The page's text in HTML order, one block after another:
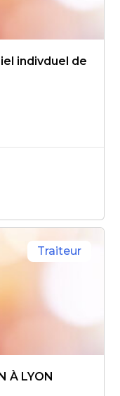
indivduel de
Traiteur
À LYON